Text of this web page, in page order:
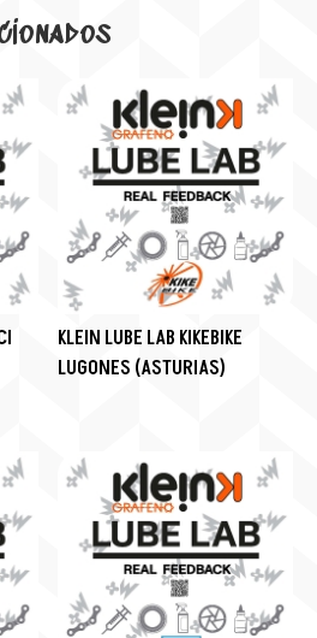
KLEIN LUBE LAB KIKEBIKE
LUGONES (ASTURIAS)